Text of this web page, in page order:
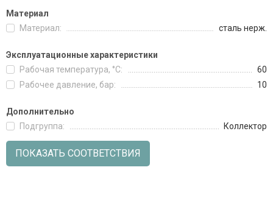
Материал
Материал:
сталь нерж.
Эксплуатационные характеристики
Рабочая температура, °C:
60
Рабочее давление, бар:
10
Дополнительно
Подгруппа:
Коллектор
ПОКАЗАТЬ СООТВЕТСТВИЯ